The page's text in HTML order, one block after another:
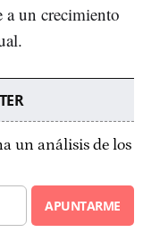
a un crecimiento
un análisis de los
APUNTARME